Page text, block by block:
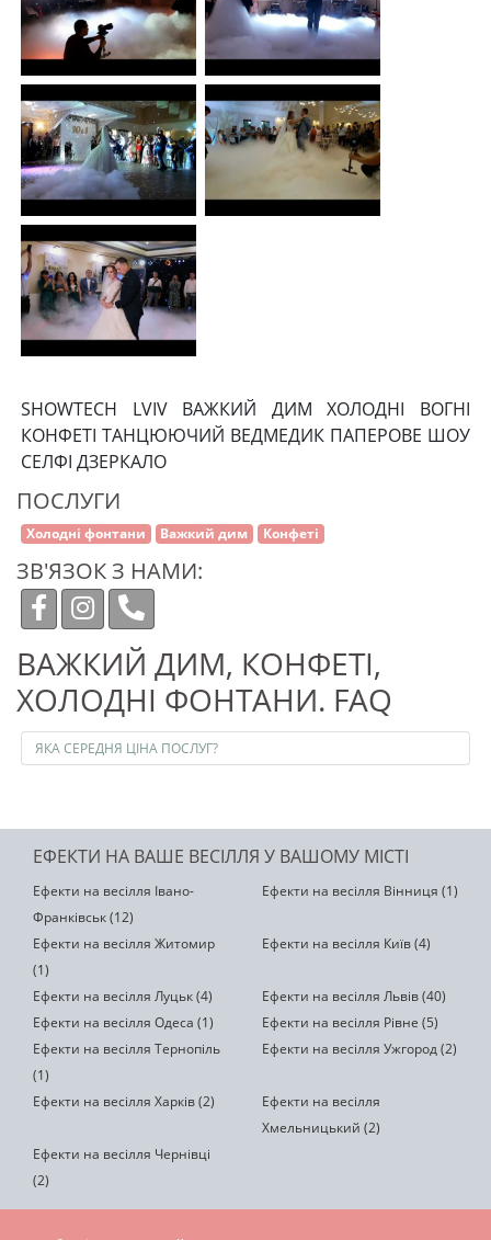
SHOWTECH LVIV ВАЖКИЙ ДИМ ХОЛОДНІ ВОГНІ
КОНФЕТІ ТАНЦЮЮЧИЙ ВЕДМЕДИК ПАПЕРОВЕ ШОУ
СЕЛФІ ДЗЕРКАЛО
ПОСЛУГИ
Холодні фонтани Важкий дим Конфеті
ЗВ'ЯЗОК З НАМИ:
ВАЖКИЙ ДИМ, КОНФЕТІ,
ХОЛОДНІ ФОНТАНИ. FAQ
ЯКА СЕРЕДНЯ ЦІНА ПОСЛУГ?
ЕФЕКТИ НА ВАШЕ ВЕСІЛЛЯ У ВАШОМУ МІСТІ
Ефекти на весілля Івано-
Франківськ (12)
Ефекти на весілля Вінниця (1)
Ефекти на весілля Житомир
(1)
Ефекти на весілля Київ (4)
Ефекти на весілля Луцьк (4)
Ефекти на весілля Львів (40)
Ефекти на весілля Одеса (1)
Ефекти на весілля Рівне (5)
Ефекти на весілля Тернопіль
(1)
Ефекти на весілля Ужгород (2)
Ефекти на весілля Харків (2)
Ефекти на весілля
Хмельницький (2)
Ефекти на весілля Чернівці
(2)